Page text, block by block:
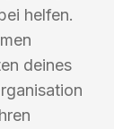
helfen.
deines